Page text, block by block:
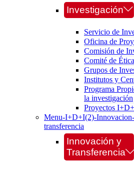
Investigación
Servicio de
Oficina de
Comisión de
Comité de
Grupos de
Institutos y
Programa
la investigación
Proyectos
Menu-I+D+I(2)-Innovacion-
transferencia
Innovación y
Transferencia